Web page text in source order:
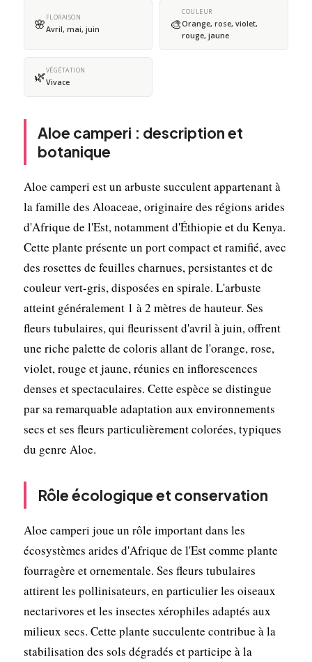
🌸 FLORAISON
Avril, mai, juin 🎨
COULEUR
Orange, rose, violet,
rouge, jaune
🌿VÉGÉTATION
Vivace
Aloe camperi : description et
botanique
Aloe camperi est un arbuste succulent appartenant à
la famille des Aloaceae, originaire des régions arides
d'Afrique de l'Est, notamment d'Éthiopie et du Kenya.
Cette plante présente un port compact et ramifié, avec
des rosettes de feuilles charnues, persistantes et de
couleur vert-gris, disposées en spirale. L'arbuste
atteint généralement 1 à 2 mètres de hauteur. Ses
fleurs tubulaires, qui fleurissent d'avril à juin, offrent
une riche palette de coloris allant de l'orange, rose,
violet, rouge et jaune, réunies en inflorescences
denses et spectaculaires. Cette espèce se distingue
par sa remarquable adaptation aux environnements
secs et ses fleurs particulièrement colorées, typiques
du genre Aloe.
Rôle écologique et conservation
Aloe camperi joue un rôle important dans les
écosystèmes arides d'Afrique de l'Est comme plante
fourragère et ornementale. Ses fleurs tubulaires
attirent les pollinisateurs, en particulier les oiseaux
nectarivores et les insectes xérophiles adaptés aux
milieux secs. Cette plante succulente contribue à la
stabilisation des sols dégradés et participe à la